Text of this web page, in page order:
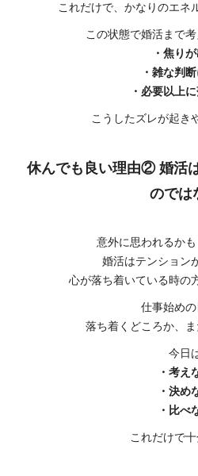
これだけで、かなりのエネ
この状態で婚活まで考
・焦り
・雑な判
・必要以上
こうしたズレが起き
休んでも良い理由② 婚活
のでは
意外に思われるかも
婚活はテンション
心が落ち着いている時の
仕事始めの
落ち着くどころか、ま
今日
・考え
・決め
・比べ
これだけで十